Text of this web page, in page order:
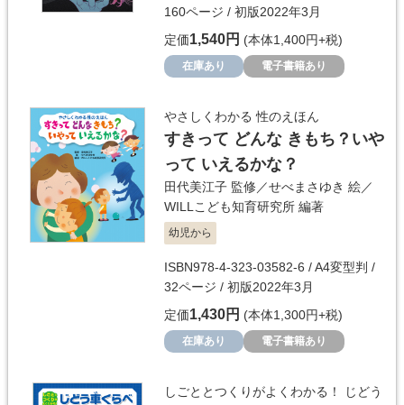
160ページ / 初版2022年3月
定価1,540円 (本体1,400円+税)
在庫あり 電子書籍あり
やさしくわかる 性のえほん
すきって どんな きもち？いや
って いえるかな？
田代美江子 監修／せべまさゆき 絵／
WILLこども知育研究所 編著
幼児から
ISBN978-4-323-03582-6 / A4変型判 /
32ページ / 初版2022年3月
定価1,430円 (本体1,300円+税)
在庫あり 電子書籍あり
しごととつくりがよくわかる！ じどう